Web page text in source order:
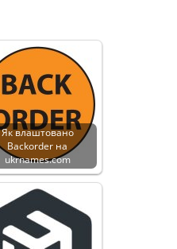
Як влаштовано
Backorder на
ukrnames.com